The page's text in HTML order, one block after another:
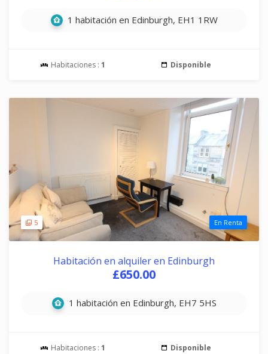
1 habitación en Edinburgh, EH1 1RW
Habitaciones : 1 Disponible
5 En Renta
Habitación en alquiler en Edinburgh
£650.00
1 habitación en Edinburgh, EH7 5HS
Habitaciones : 1 Disponible